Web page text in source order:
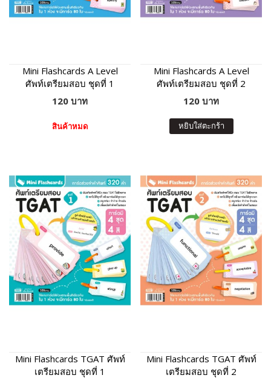
Mini Flashcards A Level
ศัพท์เตรียมสอบ ชุดที่ 1
120 บาท
สินค้าหมด
Mini Flashcards A Level
ศัพท์เตรียมสอบ ชุดที่ 2
120 บาท
หยิบใส่ตะกร้า
Mini Flashcards TGAT ศัพท์
เตรียมสอบ ชุดที่ 1
Mini Flashcards TGAT ศัพท์
เตรียมสอบ ชุดที่ 2